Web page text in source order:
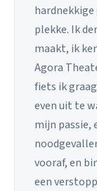
plekke. Ik
maakt, ik
Agora
fiets ik
even uit te
mijn passie,
vooraf, en
een